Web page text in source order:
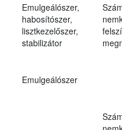
Emulgeálószer,
habosítószer,
lisztkezelőszer,
stabilizátor
Emulgeálószer